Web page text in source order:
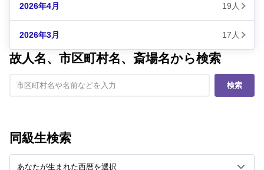
2026年4月 19人
2026年3月 17人
故人名、市区町村名、斎場名から検索
検索
同級生検索